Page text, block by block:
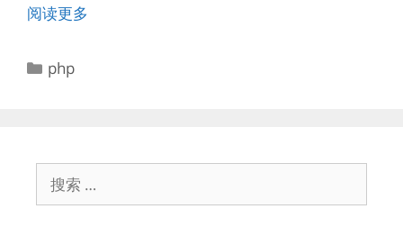
阅读更多
分
php
索：